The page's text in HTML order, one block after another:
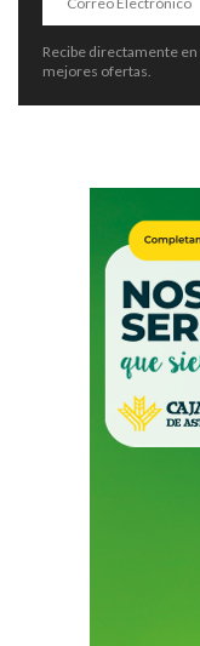
Recibe directamente
mejores ofertas.